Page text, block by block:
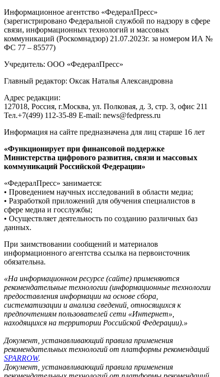
Информационное агентство «ФедералПресс»
(зарегистрировано Федеральной службой по надзору в сфере
связи, информационных технологий и массовых
коммуникаций (Роскомнадзор) 21.07.2023г. за номером ИА №
ФС 77 – 85577)
Учредитель: ООО «ФедералПресс»
Главный редактор: Оксак Наталья Александровна
Адрес редакции:
127018, Россия, г.Москва, ул. Полковая, д. 3, стр. 3, офис 211
Тел.+7(499) 112-35-89 E-mail: news@fedpress.ru
Информация на сайте предназначена для лиц старше 16 лет
«Функционирует при финансовой поддержке
Министерства цифрового развития, связи и массовых
коммуникаций Российской Федерации»
«ФедералПресс» занимается:
• Проведением научных исследований в области медиа;
• Разработкой приложений для обучения специалистов в
сфере медиа и госслужбы;
• Осуществляет деятельность по созданию различных баз
данных.
При заимствовании сообщений и материалов
информационного агентства ссылка на первоисточник
обязательна.
«На информационном ресурсе (сайте) применяются
рекомендательные технологии (информационные технологии
предоставления информации на основе сбора,
систематизации и анализа сведений, относящихся к
предпочтениям пользователей сети «Интернет»,
находящихся на территории Российской Федерации).»
Документ, устанавливающий правила применения
рекомендательных технологий от платформы рекомендаций
SPARROW.
Документ, устанавливающий правила применения